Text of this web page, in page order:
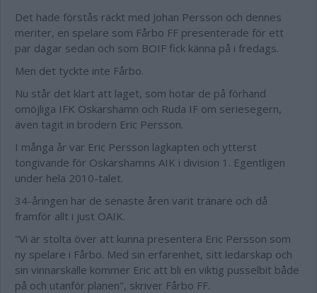
Det hade förstås räckt med Johan Persson och dennes
meriter, en spelare som Fårbo FF presenterade för ett
par dagar sedan och som BOIF fick känna på i fredags.
Men det tyckte inte Fårbo.
Nu står det klart att laget, som hotar de på förhand
omöjliga IFK Oskarshamn och Ruda IF om seriesegern,
även tagit in brodern Eric Persson.
I många år var Eric Persson lagkapten och ytterst
tongivande för Oskarshamns AIK i division 1. Egentligen
under hela 2010-talet.
34-åringen har de senaste åren varit tränare och då
framför allt i just OAIK.
"Vi är stolta över att kunna presentera Eric Persson som
ny spelare i Fårbo. Med sin erfarenhet, sitt ledarskap och
sin vinnarskalle kommer Eric att bli en viktig pusselbit både
på och utanför planen", skriver Fårbo FF.